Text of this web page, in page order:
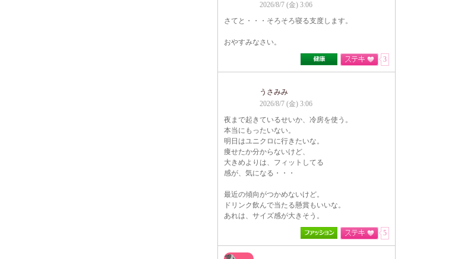
2026/8/7 (金) 3:06
さてと・・・そろそろ寝る支度します。
おやすみなさい。
3
うさみみ
2026/8/7 (金) 3:06
夜まで起きているせいか、冷房を使う。
本当にもったいない。
明日はユニクロに行きたいな。
痩せたか分からないけど、
大きめよりは、フィットしてる
感が、気になる・・・
最近の傾向がつかめないけど。
ドリンク飲んで当たる懸賞もいいな。
あれは、サイズ感が大きそう。
5